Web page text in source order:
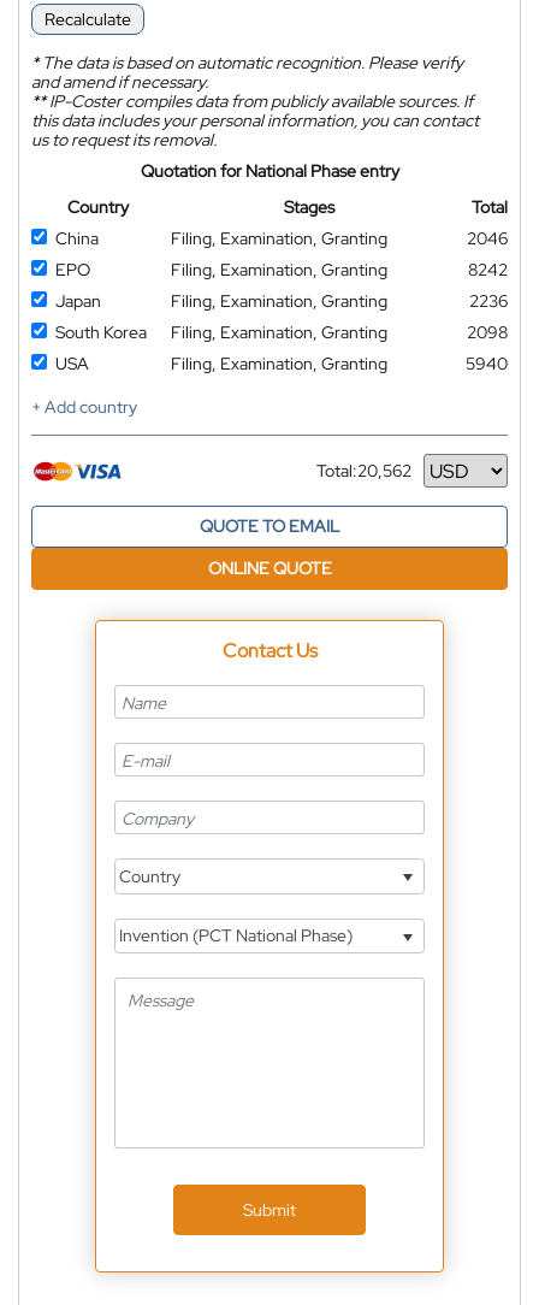
Recalculate
*The data is based on automatic recognition. Please verify
and amend if necessary.
**IP-Coster compiles data from publicly available sources. If
this data includes your personal information, you can contact
us to request its removal.
Quotation for National Phase entry
Country
Stages
Total
China
Filing, Examination, Granting
2046
EPO
Filing, Examination, Granting
8242
Japan
Filing, Examination, Granting
2236
South Korea
Filing, Examination, Granting
2098
USA
Filing, Examination, Granting
5940
+ Add country
Total:20,562
Currency
QUOTE TO EMAIL
ONLINE QUOTE
Contact Us
Country
Invention (PCT National Phase)
Submit